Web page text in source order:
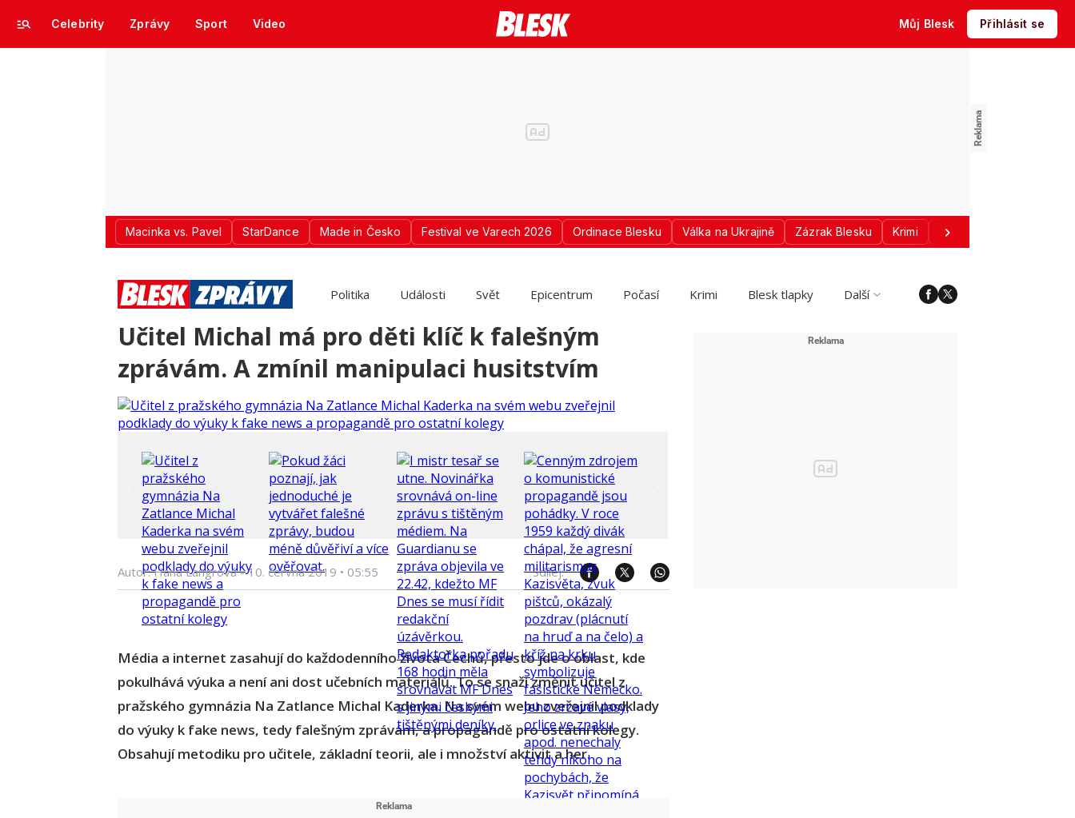
Celebrity Zprávy Sport Video Můj Blesk Přihlásit se
Macinka vs. Pavel StarDance Made in Česko Festival ve Varech 2026 Ordinace Blesku Válka na Ukrajině Zázrak Blesku Krimi Donald Trump
Politika Události Svět Epicentrum Počasí Krimi Blesk tlapky Další
Učitel Michal má pro děti klíč k falešným
zprávám. A zmínil manipulaci husitstvím
Autor: Hana Langrová -10. června 2019 • 05:55 Sdílej:
Média a internet zasahují do každodenního života Čechů, přesto jde o oblast, kde
pokulhává výuka a není ani dost učebních materiálů. To se snaží změnit učitel z
pražského gymnázia Na Zatlance Michal Kaderka. Na svém webu zveřejnil podklady
do výuky k fake news, tedy falešným zprávám, a propagandě pro ostatní kolegy.
Obsahují metodiku pro učitele, základní teorii, ale i množství aktivit a her.